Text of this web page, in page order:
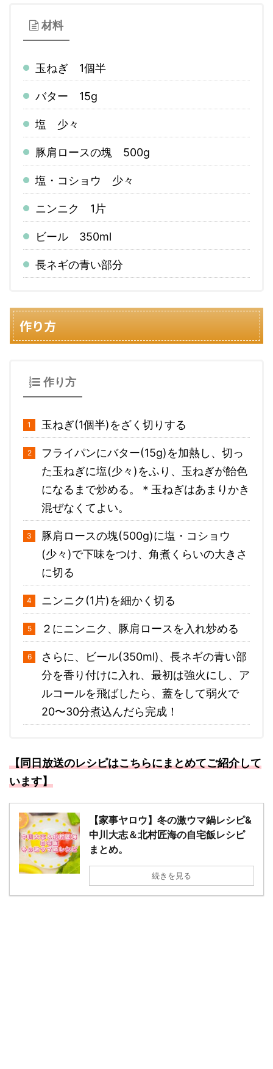
材料
玉ねぎ 1個半
バター 15g
塩 少々
豚肩ロースの塊 500g
塩・コショウ 少々
ニンニク 1片
ビール 350ml
長ネギの青い部分
作り方
作り方
玉ねぎ(1個半)をざく切りする
フライパンにバター(15g)を加熱し、切っ
た玉ねぎに塩(少々)をふり、玉ねぎが飴色
になるまで炒める。＊玉ねぎはあまりかき
混ぜなくてよい。
豚肩ロースの塊(500g)に塩・コショウ
(少々)で下味をつけ、角煮くらいの大きさ
に切る
ニンニク(1片)を細かく切る
２にニンニク、豚肩ロースを入れ炒める
さらに、ビール(350ml)、長ネギの青い部
分を香り付けに入れ、最初は強火にし、ア
ルコールを飛ばしたら、蓋をして弱火で
20〜30分煮込んだら完成！
【同日放送のレシピはこちらにまとめてご紹介して
います】
【家事ヤロウ】冬の激ウマ鍋レシピ&
中川大志＆北村匠海の自宅飯レシピ
まとめ。
続きを見る